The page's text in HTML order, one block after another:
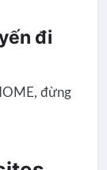
đi
đừng